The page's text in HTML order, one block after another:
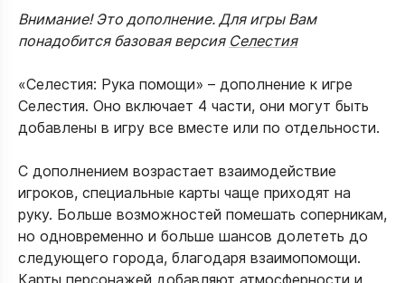
Внимание! Это дополнение. Для игры Вам
понадобится базовая версия Селестия
«Селестия: Рука помощи» – дополнение к игре
Селестия. Оно включает 4 части, они могут быть
добавлены в игру все вместе или по отдельности.
С дополнением возрастает взаимодействие
игроков, специальные карты чаще приходят на
руку. Больше возможностей помешать соперникам,
но одновременно и больше шансов долететь до
следующего города, благодаря взаимопомощи.
Карты персонажей добавляют атмосферности и